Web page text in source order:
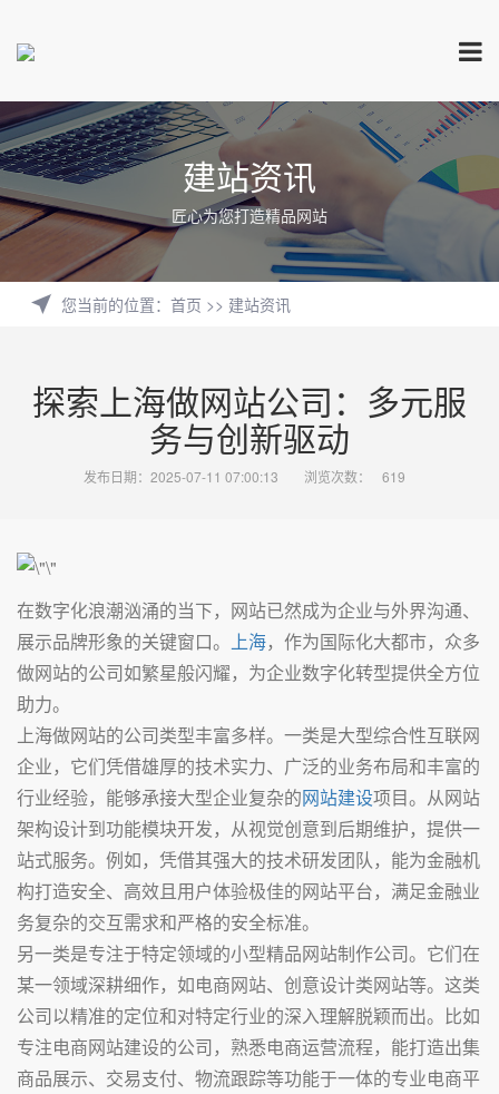
建站资讯
匠心为您打造精品网站
您当前的位置： 首页 >> 建站资讯
探索上海做网站公司：多元服
务与创新驱动
发布日期：2025-07-11 07:00:13 浏览次数： 619
在数字化浪潮汹涌的当下，网站已然成为企业与外界沟通、
展示品牌形象的关键窗口。 上海，作为国际化大都市，众多
做网站的公司如繁星般闪耀，为企业数字化转型提供全方位
助力。
上海做网站的公司类型丰富多样。一类是大型综合性互联网
企业，它们凭借雄厚的技术实力、广泛的业务布局和丰富的
行业经验，能够承接大型企业复杂的网站建设项目。从网站
架构设计到功能模块开发，从视觉创意到后期维护，提供一
站式服务。例如，凭借其强大的技术研发团队，能为金融机
构打造安全、高效且用户体验极佳的网站平台，满足金融业
务复杂的交互需求和严格的安全标准。
另一类是专注于特定领域的小型精品网站制作公司。它们在
某一领域深耕细作，如电商网站、创意设计类网站等。这类
公司以精准的定位和对特定行业的深入理解脱颖而出。比如
专注电商网站建设的公司，熟悉电商运营流程，能打造出集
商品展示、交易支付、物流跟踪等功能于一体的专业电商平